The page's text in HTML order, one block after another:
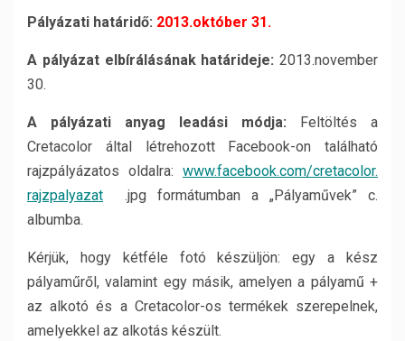
Pályázati határidő: 2013.október 31.
A pályázat elbírálásának határideje: 2013.november
30.
A pályázati anyag leadási módja: Feltöltés a
Cretacolor által létrehozott Facebook-on található
rajzpályázatos oldalra: www.facebook.com/cretacolor.
rajzpalyazat .jpg formátumban a „Pályaművek” c.
albumba.
Kérjük, hogy kétféle fotó készüljön: egy a kész
pályaműről, valamint egy másik, amelyen a pályamű +
az alkotó és a Cretacolor-os termékek szerepelnek,
amelyekkel az alkotás készült.